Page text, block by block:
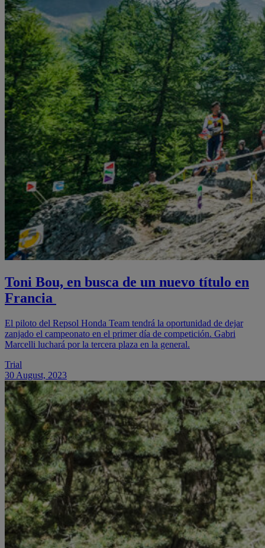
Toni Bou, en busca de un nuevo título en
Francia
El piloto del Repsol Honda Team tendrá la oportunidad de dejar
zanjado el campeonato en el primer día de competición. Gabri
Marcelli luchará por la tercera plaza en la general.
Trial
30 August, 2023